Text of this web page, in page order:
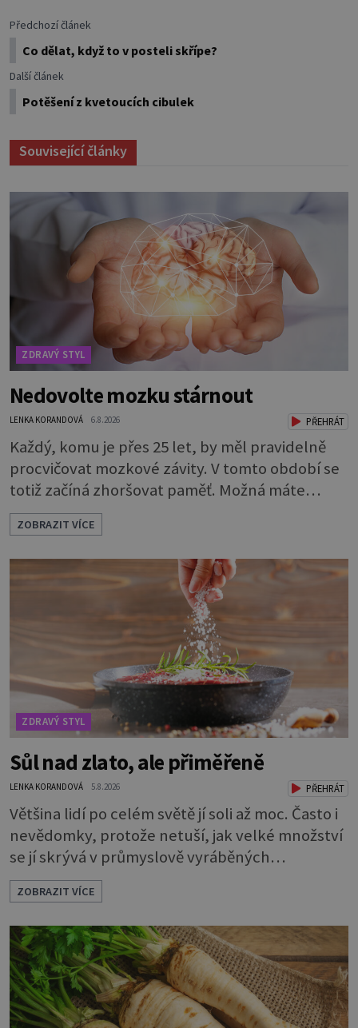
Předchozí článek
Co dělat, když to v posteli skřípe?
Další článek
Potěšení z kvetoucích cibulek
Související články
ZDRAVÝ STYL
Nedovolte mozku stárnout
LENKA KORANDOVÁ 6.8.2026 PŘEHRÁT
Každý, komu je přes 25 let, by měl pravidelně
procvičovat mozkové závity. V tomto období se
totiž začíná zhoršovat paměť. Možná máte
problém vzpomenout si na jméno kolegy z
práce. Nebo marně v paměti lovíte název
knížky, kterou jste nedávno přečetli. Je to
opravdu tak, s věkem jako kdyby se paměť
Procvičujte mozkové závity. Není to nijak slož
ZOBRAZIT VÍCE
ZDRAVÝ STYL
Sůl nad zlato, ale přiměřeně
LENKA KORANDOVÁ 5.8.2026 PŘEHRÁT
Většina lidí po celém světě jí soli až moc. Často i
nevědomky, protože netuší, jak velké množství
se jí skrývá v průmyslově vyráběných
potravinách, dokonce i těch sladkých. Sůl je
zdravá Ale v ani ne třetinovém množství, než je
pro většinu populace běžné. Její základní
složky– sodík a chlór – jsou zásadní pro správné
hospodaření organismu s tekutinami. Pomáhají
totiž udrž
ZOBRAZIT VÍCE